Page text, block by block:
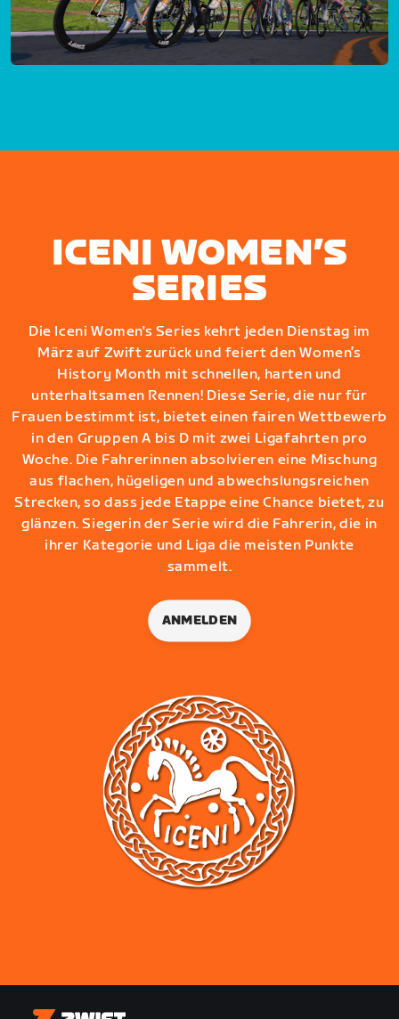
ICENI WOMEN’S
SERIES
Die Iceni Women's Series kehrt jeden Dienstag im
März auf Zwift zurück und feiert den Women’s
History Month mit schnellen, harten und
unterhaltsamen Rennen! Diese Serie, die nur für
Frauen bestimmt ist, bietet einen fairen Wettbewerb
in den Gruppen A bis D mit zwei Ligafahrten pro
Woche. Die Fahrerinnen absolvieren eine Mischung
aus flachen, hügeligen und abwechslungsreichen
Strecken, so dass jede Etappe eine Chance bietet, zu
glänzen. Siegerin der Serie wird die Fahrerin, die in
ihrer Kategorie und Liga die meisten Punkte
sammelt.
ANMELDEN